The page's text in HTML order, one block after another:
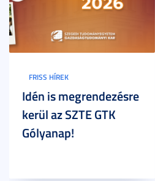
FRISS HÍREK
Idén is megrendezésre
kerül az SZTE GTK
Gólyanap!